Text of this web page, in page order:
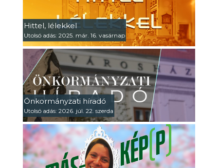
Hittel, lélekkel
Utolsó adás: 2025. már. 16. vasárnap
Önkormányzati híradó
Utolsó adás: 2026. júl. 22. szerda